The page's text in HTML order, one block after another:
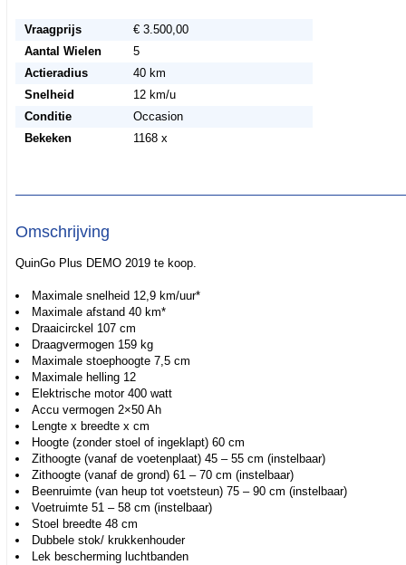
Vraagprijs
€ 3.500,00
Aantal Wielen
5
Actieradius
40 km
Snelheid
12 km/u
Conditie
Occasion
Bekeken
1168 x
Omschrijving
QuinGo Plus DEMO 2019 te koop.
Maximale snelheid 12,9 km/uur*
Maximale afstand 40 km*
Draaicirckel 107 cm
Draagvermogen 159 kg
Maximale stoephoogte 7,5 cm
Maximale helling 12
Elektrische motor 400 watt
Accu vermogen 2×50 Ah
Lengte x breedte x cm
Hoogte (zonder stoel of ingeklapt) 60 cm
Zithoogte (vanaf de voetenplaat) 45 – 55 cm (instelbaar)
Zithoogte (vanaf de grond) 61 – 70 cm (instelbaar)
Beenruimte (van heup tot voetsteun) 75 – 90 cm (instelbaar)
Voetruimte 51 – 58 cm (instelbaar)
Stoel breedte 48 cm
Dubbele stok/ krukkenhouder
Lek bescherming luchtbanden